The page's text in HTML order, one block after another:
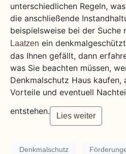
unterschiedlichen Regeln,
die anschließende
beispielsweise bei der Suche
Laatzen ein
das Ihnen gefällt, dann
was Sie beachten müssen,
Denkmalschutz Haus kaufen,
Vorteile und eventuell
entstehen.
Lies weiter
Denkmalschutz